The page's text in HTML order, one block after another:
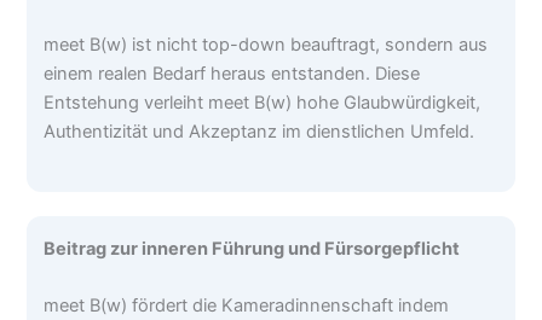
meet B(w) ist nicht top-down beauftragt, sondern aus
einem realen Bedarf heraus entstanden. Diese
Entstehung verleiht meet B(w) hohe Glaubwürdigkeit,
Authentizität und Akzeptanz im dienstlichen Umfeld.
Beitrag zur inneren Führung und Fürsorgepflicht
meet B(w) fördert die Kameradinnenschaft indem